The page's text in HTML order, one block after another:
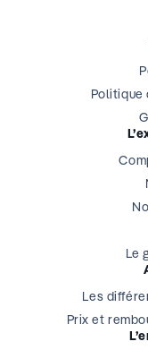
Politique
Le
Les
Prix et